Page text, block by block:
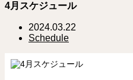
4月スケジュール
2024.03.22
Schedule